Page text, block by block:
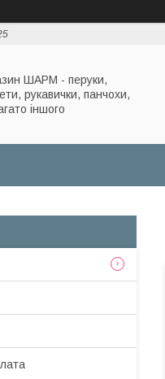
ШАРМ - перуки,
рукавички, панчохи,
іншого